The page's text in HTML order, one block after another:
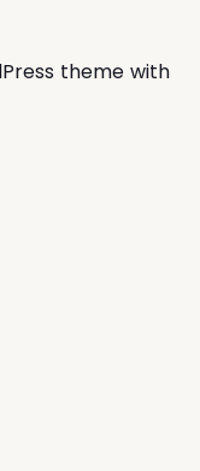
theme with